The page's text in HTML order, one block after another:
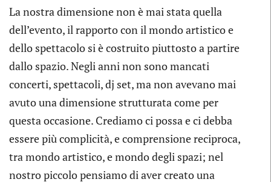
La nostra dimensione non è mai stata quella
dell’evento, il rapporto con il mondo artistico e
dello spettacolo si è costruito piuttosto a partire
dallo spazio. Negli anni non sono mancati
concerti, spettacoli, dj set, ma non avevano mai
avuto una dimensione strutturata come per
questa occasione. Crediamo ci possa e ci debba
essere più complicità, e comprensione reciproca,
tra mondo artistico, e mondo degli spazi; nel
nostro piccolo pensiamo di aver creato una